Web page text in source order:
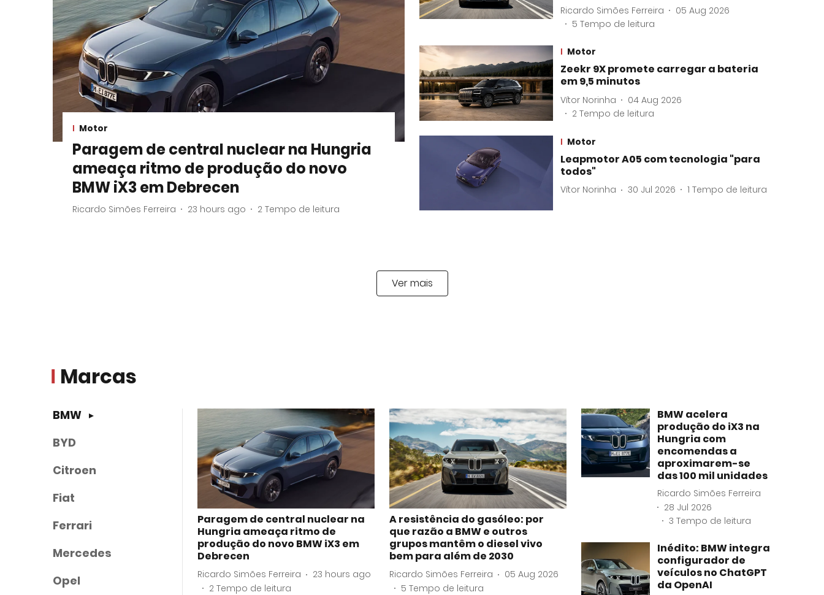
Motor
Paragem de central nuclear na Hungria
ameaça ritmo de produção do novo
BMW iX3 em Debrecen
Ricardo Simões Ferreira 23 hours ago 2 Tempo de leitura
Ricardo Simões Ferreira
05 Aug 2026
5 Tempo de leitura
Motor
Zeekr 9X promete carregar a bateria
em 9,5 minutos
Vítor Norinha
04 Aug 2026
2 Tempo de leitura
Motor
Leapmotor A05 com tecnologia "para
todos"
Vítor Norinha 30 Jul 2026 1 Tempo de leitura
Ver mais
Marcas
BMW
BYD
Citroen
Fiat
Ferrari
Mercedes
Opel
Paragem de central nuclear na
Hungria ameaça ritmo de
produção do novo BMW iX3 em
Debrecen
Ricardo Simões Ferreira
23 hours ago
2 Tempo de leitura
A resistência do gasóleo: por
que razão a BMW e outros
grupos mantêm o diesel vivo
bem para além de 2030
Ricardo Simões Ferreira
05 Aug 2026
5 Tempo de leitura
BMW acelera
produção do iX3 na
Hungria com
encomendas a
aproximarem-se
das 100 mil unidades
Ricardo Simões Ferreira
28 Jul 2026
3 Tempo de leitura
Inédito: BMW integra
configurador de
veículos no ChatGPT
da OpenAI